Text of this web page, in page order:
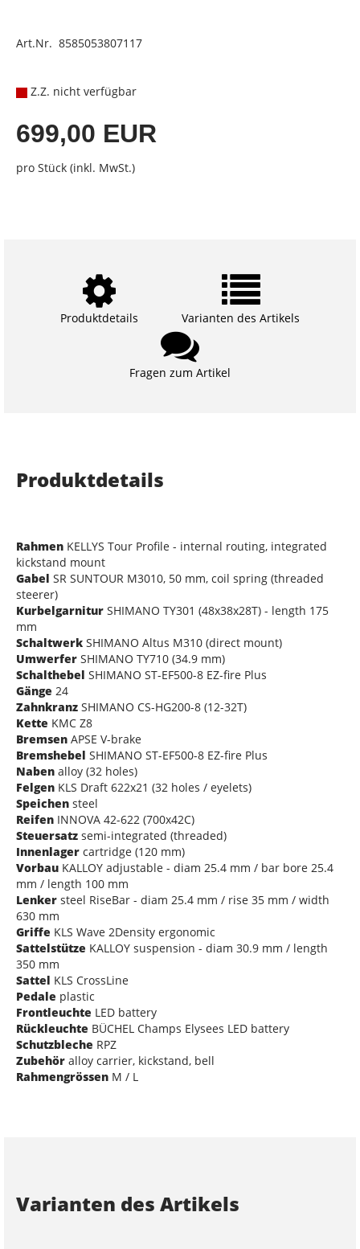
Art.Nr. 8585053807117
Z.Z. nicht verfügbar
699,00 EUR
pro Stück (inkl. MwSt.)
Produktdetails Varianten des Artikels
Fragen zum Artikel
Produktdetails
Rahmen KELLYS Tour Profile - internal routing, integrated
kickstand mount
Gabel SR SUNTOUR M3010, 50 mm, coil spring (threaded
steerer)
Kurbelgarnitur SHIMANO TY301 (48x38x28T) - length 175
mm
Schaltwerk SHIMANO Altus M310 (direct mount)
Umwerfer SHIMANO TY710 (34.9 mm)
Schalthebel SHIMANO ST-EF500-8 EZ-fire Plus
Gänge 24
Zahnkranz SHIMANO CS-HG200-8 (12-32T)
Kette KMC Z8
Bremsen APSE V-brake
Bremshebel SHIMANO ST-EF500-8 EZ-fire Plus
Naben alloy (32 holes)
Felgen KLS Draft 622x21 (32 holes / eyelets)
Speichen steel
Reifen INNOVA 42-622 (700x42C)
Steuersatz semi-integrated (threaded)
Innenlager cartridge (120 mm)
Vorbau KALLOY adjustable - diam 25.4 mm / bar bore 25.4
mm / length 100 mm
Lenker steel RiseBar - diam 25.4 mm / rise 35 mm / width
630 mm
Griffe KLS Wave 2Density ergonomic
Sattelstütze KALLOY suspension - diam 30.9 mm / length
350 mm
Sattel KLS CrossLine
Pedale plastic
Frontleuchte LED battery
Rückleuchte BÜCHEL Champs Elysees LED battery
Schutzbleche RPZ
Zubehör alloy carrier, kickstand, bell
Rahmengrössen M / L
Varianten des Artikels